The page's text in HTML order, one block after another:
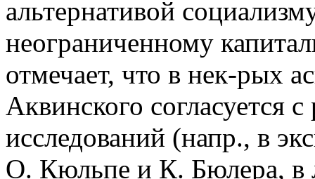
альтернативой
неограниченному
отмечает, что в нек-рых
Аквинского согласуется
исследований (напр., в
О. Кюльпе и К. Бюлера, в